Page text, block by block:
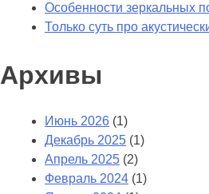
Особенности зеркальных
Только суть про
Архивы
Июнь 2026 (1)
Декабрь 2025 (1)
Апрель 2025 (2)
Февраль 2024 (1)